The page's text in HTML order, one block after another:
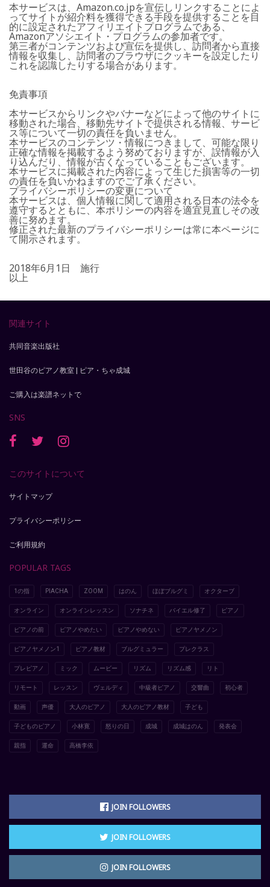
本サービスは、Amazon.co.jpを宣伝しリンクすることによ
ってサイトが紹介料を獲得できる手段を提供することを目
的に設定されたアフィリエイトプログラムである、
Amazonアソシエイト・プログラムの参加者です。
第三者がコンテンツおよび宣伝を提供し、訪問者から直接
情報を収集し、訪問者のブラウザにクッキーを設定したり
これを認識したりする場合があります。
免責事項
本サービスからリンクやバナーなどによって他のサイトに
移動された場合、移動先サイトで提供される情報、サービ
ス等について一切の責任を負いません。
本サービスのコンテンツ・情報につきまして、可能な限り
正確な情報を掲載するよう努めておりますが、誤情報が入
り込んだり、情報が古くなっていることもございます。
本サービスに掲載された内容によって生じた損害等の一切
の責任を負いかねますのでご了承ください。
プライバシーポリシーの変更について
本サービスは、個人情報に関して適用される日本の法令を
遵守するとともに、本ポリシーの内容を適宜見直しその改
善に努めます。
修正された最新のプライバシーポリシーは常に本ページに
て開示されます。
2018年6月1日 施行
以上
関連サイト
共同音楽出版社
世田谷のピアノ教室 | ピア・ちゃ成城
ご購入は楽譜ネットで
SNS
このサイトについて
サイトマップ
プライバシーポリシー
ご利用規約
POPULAR TAGS
1の指 PIACHA ZOOM はのん ほぼブルグミ オクターブ
オンライン オンラインレッスン ソナチネ バイエル修了 ピアノ
ピアノの前 ピアノやめたい ピアノやめない ピアノヤメノン
ピアノヤメノン1 ピアノ教材 ブルグミュラー プレクラス
プレピアノ ミック ムービー リズム リズム感 リト
リモート レッスン ヴェルディ 中級者ピアノ 交響曲 初心者
動画 声優 大人のピアノ 大人のピアノ教材 子ども
子どものピアノ 小林寛 怒りの日 成城 成城はのん 発表会
親指 運命 高橋李依
JOIN FOLLOWERS
JOIN FOLLOWERS
JOIN FOLLOWERS